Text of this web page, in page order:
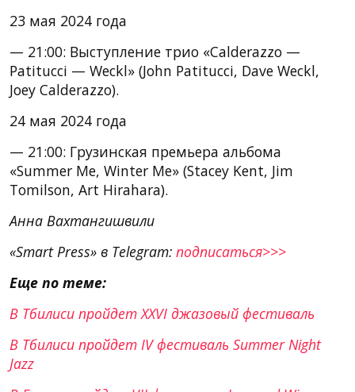
23 мая 2024 года
— 21:00: Выступление трио «Calderazzo —
Patitucci — Weckl» (John Patitucci, Dave Weckl,
Joey Calderazzo).
24 мая 2024 года
— 21:00: Грузинская премьера альбома
«Summer Me, Winter Me» (Stacey Kent, Jim
Tomilson, Art Hirahara).
Анна Вахтангишвили
«Smart Press» в Telegram: подписаться>>>
Еще по теме:
В Тбилиси пройдет XXVI джазовый фестиваль
В Тбилиси пройдет IV фестиваль Summer Night
Jazz